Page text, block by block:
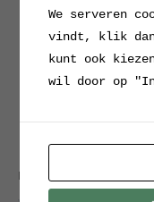
Home /
We serveren
vindt, klik
kunt ook
wil door op